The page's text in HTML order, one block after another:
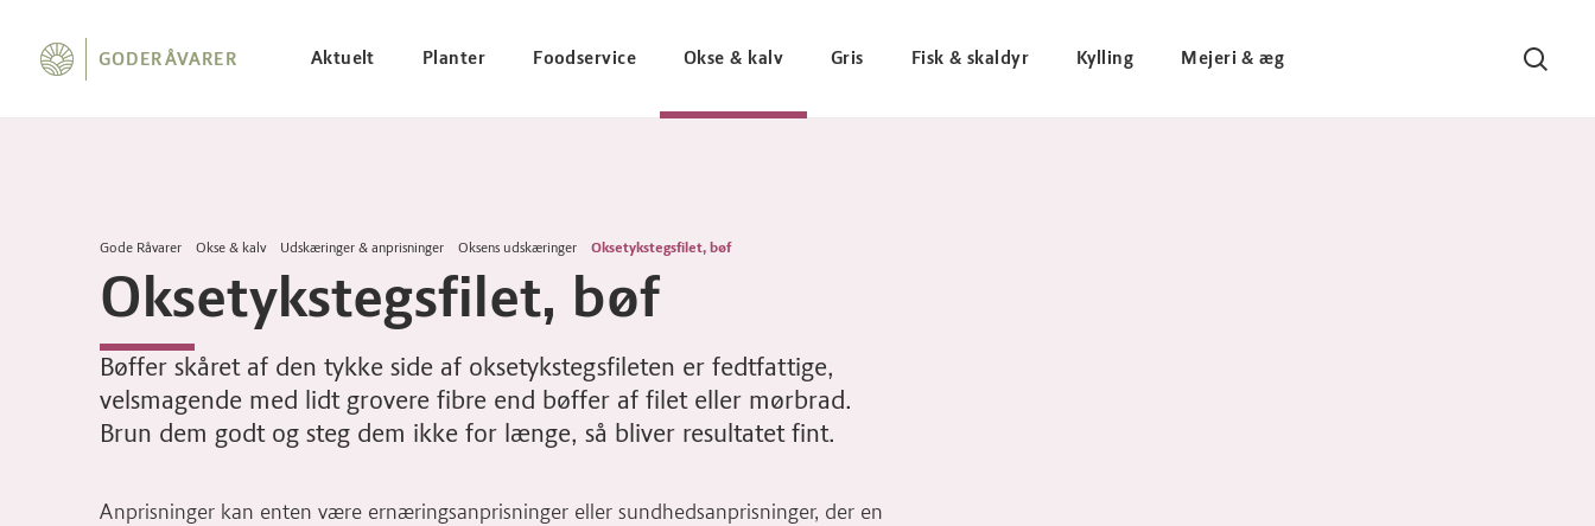
GODERÅVARER Aktuelt Planter Foodservice Okse & kalv Gris Fisk & skaldyr Kylling Mejeri & æg
Søg
Gode Råvarer Okse & kalv Udskæringer & anprisninger Oksens udskæringer Oksetykstegsfilet, bøf
Oksetykstegsfilet, bøf
Bøffer skåret af den tykke side af oksetykstegsfileten er fedtfattige,
velsmagende med lidt grovere fibre end bøffer af filet eller mørbrad.
Brun dem godt og steg dem ikke for længe, så bliver resultatet fint.
Anprisninger kan enten være ernæringsanprisninger eller sundhedsanprisninger, der en